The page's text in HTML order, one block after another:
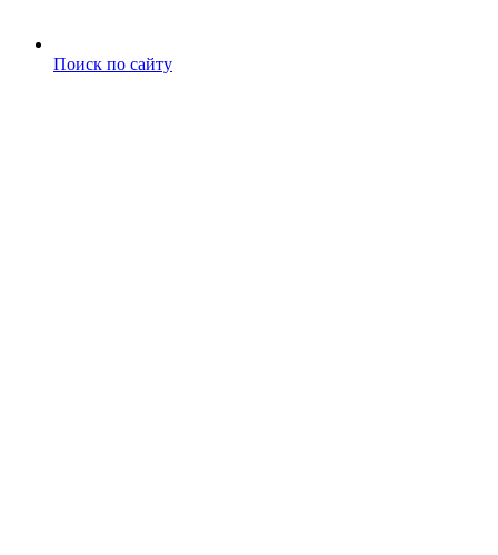
Поиск по сайту